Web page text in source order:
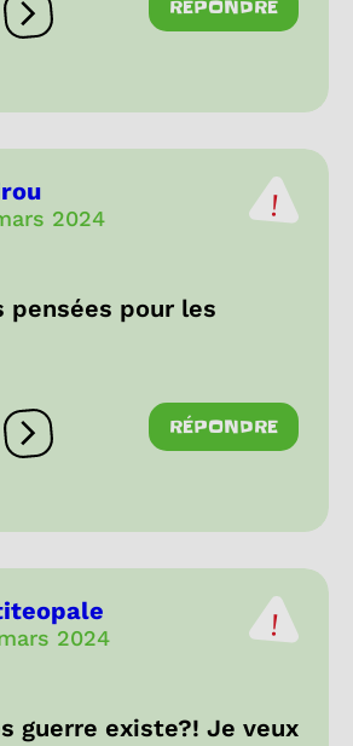
Ouvrir les réactions
RÉPONDRE
2024
pensées pour les
Ouvrir les réactions
RÉPONDRE
2024
guerre existe?! Je veux